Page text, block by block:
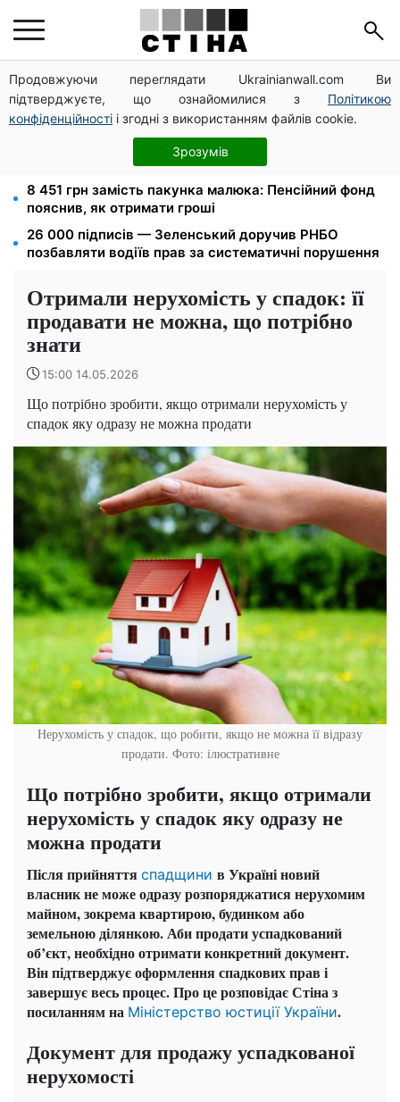
Продовжуючи переглядати Ukrainianwall.com Ви
підтверджуєте, що ознайомилися з Політикою
конфіденційності і згодні з використанням файлів cookie.
Зрозумів
Федоров звільнений і без бронювання: Камельчук
пропонує ексміністру мобілізацію на загальних
умовах
10 заявок — і МСЦ МВС приїде у громаду: обмін
прав, реєстрація авто та міжнародне посвідчення
8 451 грн замість пакунка малюка: Пенсійний фонд
пояснив, як отримати гроші
26 000 підписів — Зеленський доручив РНБО
позбавляти водіїв прав за систематичні порушення
Отримали нерухомість у спадок: її
продавати не можна, що потрібно
знати
15:00 14.05.2026
Що потрібно зробити, якщо отримали нерухомість у
спадок яку одразу не можна продати
Нерухомість у спадок, що робити, якщо не можна її відразу
продати. Фото: ілюстративне
Що потрібно зробити, якщо отримали
нерухомість у спадок яку одразу не
можна продати
Після прийняття спадщини в Україні новий
власник не може одразу розпоряджатися нерухомим
майном, зокрема квартирою, будинком або
земельною ділянкою. Аби продати успадкований
об’єкт, необхідно отримати конкретний документ.
Він підтверджує оформлення спадкових прав і
завершує весь процес. Про це розповідає Стіна з
посиланням на Міністерство юстиції України.
Документ для продажу успадкованої
нерухомості